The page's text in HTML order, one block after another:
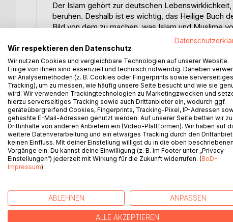
Der Islam gehört zur deutschen
beruhen. Deshalb ist es wichtig, das Heilige Buch
Bild von dem zu machen, was Islam und Muslime
Dieses Buch eröffnet Zugänge zum Koran und
Themen des Korans. Immer wieder wird der
Dadurch dient der Band als Grundlage für einen
Im Einzelnen (Auszug aus dem Inhalt):
Gott ist barmherzig
Der Koran: das Buch
Der Koran: die Offenbarung
Die Menschen: Glauben und Leben
Die Propheten: die Boten
Die Verheißung: das Jenseits
Gottes Liebesbrief
Ausführliche Register erschließen die Inhalte des
WEITERE TITEL BEI
Wir respektieren den Datenschutz
Wir nutzen Cookies und vergleichbare Technologien auf unserer Website.
Einige von ihnen sind essenziell und technisch notwendig. Daneben
wir Analysemethoden (z. B. Cookies oder Fingerprints sowie serverseitiges
Tracking), um zu messen, wie häufig unsere Seite besucht und wie sie
wird. Wir verwenden Trackingtechnologien zu Marketingzwecken und
hierzu serverseitiges Tracking sowie auch Drittanbieter ein, wodurch ggf.
geräteübergreifend Cookies, Fingerprints, Tracking-Pixel, IP-Adressen
gehashte E-Mail-Adressen genutzt werden. Auf unserer Seite betten wir
Drittinhalte von anderen Anbietern ein (Video-Plattformen). Wir haben auf
weitere Datenverarbeitung und ein etwaiges Tracking durch den
keinen Einfluss. Mit deiner Einstellung willigst du in die oben beschriebenen
Vorgänge ein. Du kannst deine Einwilligung (z. B. im Footer unter „Privacy-
Einstellungen“) jederzeit mit Wirkung für die Zukunft widerrufen. (BoD-
Impressum)
ABLEHNEN ANPASSEN
ALLE AKZEPTIEREN